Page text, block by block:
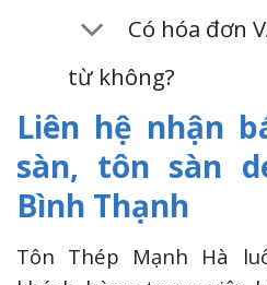
Có hóa đơn
từ không?
Liên hệ nhận
sàn, tôn sàn
Bình Thạnh
Tôn Thép Mạnh Hà